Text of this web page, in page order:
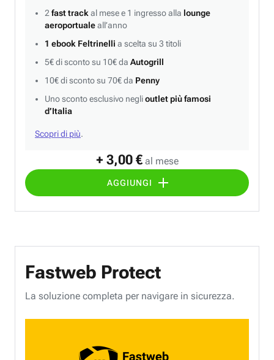
+ 3,00 € al mese
AGGIUNGI
2 fast track al mese e 1 ingresso alla lounge
aeroportualeall’anno
1 ebook Feltrinelli a scelta su 3 titoli
5€ di sconto su 10€ da Autogrill
10€ di sconto su 70€ da Penny
Uno sconto esclusivo neglioutlet più famosi
d’Italia
Scopri di più.
Fastweb Protect
La soluzione completa per navigare in sicurezza.